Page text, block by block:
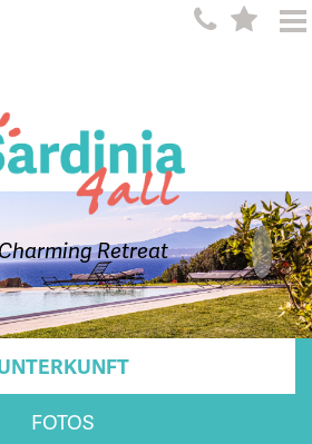
Retreat
FOTOS